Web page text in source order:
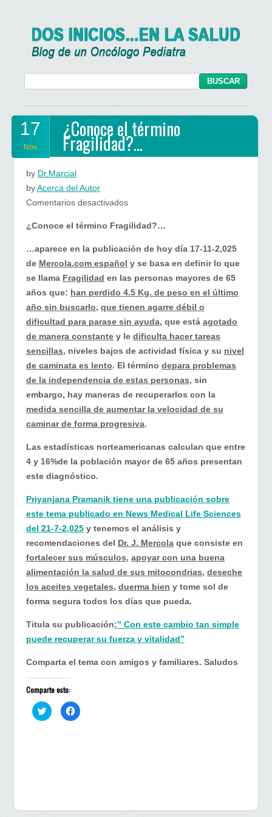
17
Nov
¿Conoce el término
Fragilidad?…
by Dr.Marcial
byAcerca del Autor
Comentarios desactivadosen
el
término
Fragilidad?…
¿Conoce el término Fragilidad?…
…aparece en la publicación de hoy día 17-11-2,025
de Mercola.com español y se basa en definir lo que
se llama Fragilidad en las personas mayores de 65
años que: han perdido 4.5 Kg. de peso en el último
año sin buscarlo, que tienen agarre débil o
dificultad para parase sin ayuda, que está agotado
de manera constante y le dificulta hacer tareas
sencillas, niveles bajos de actividad física y su nivel
de caminata es lento. El término depara problemas
de la independencia de estas personas, sin
embargo, hay maneras de recuperarlos con la
medida sencilla de aumentar la velocidad de su
caminar de forma progresiva.
Las estadísticas norteamericanas calculan que entre
4 y 16%de la población mayor de 65 años presentan
este diagnóstico.
Priyanjana Pramanik tiene una publicación sobre
este tema publicado en News Medical Life Sciences
del 21-7-2,025 y tenemos el análisis y
recomendaciones del Dr. J. Mercola que consiste en
fortalecer sus músculos, apoyar con una buena
alimentación la salud de sus mitocondrias, deseche
los aceites vegetales, duerma bien y tome sol de
forma segura todos los días que pueda.
Titula su publicación:” Con este cambio tan simple
puede recuperar su fuerza y vitalidad”
Comparta el tema con amigos y familiares. Saludos
Comparte esto:
H
a
p
H
a
p